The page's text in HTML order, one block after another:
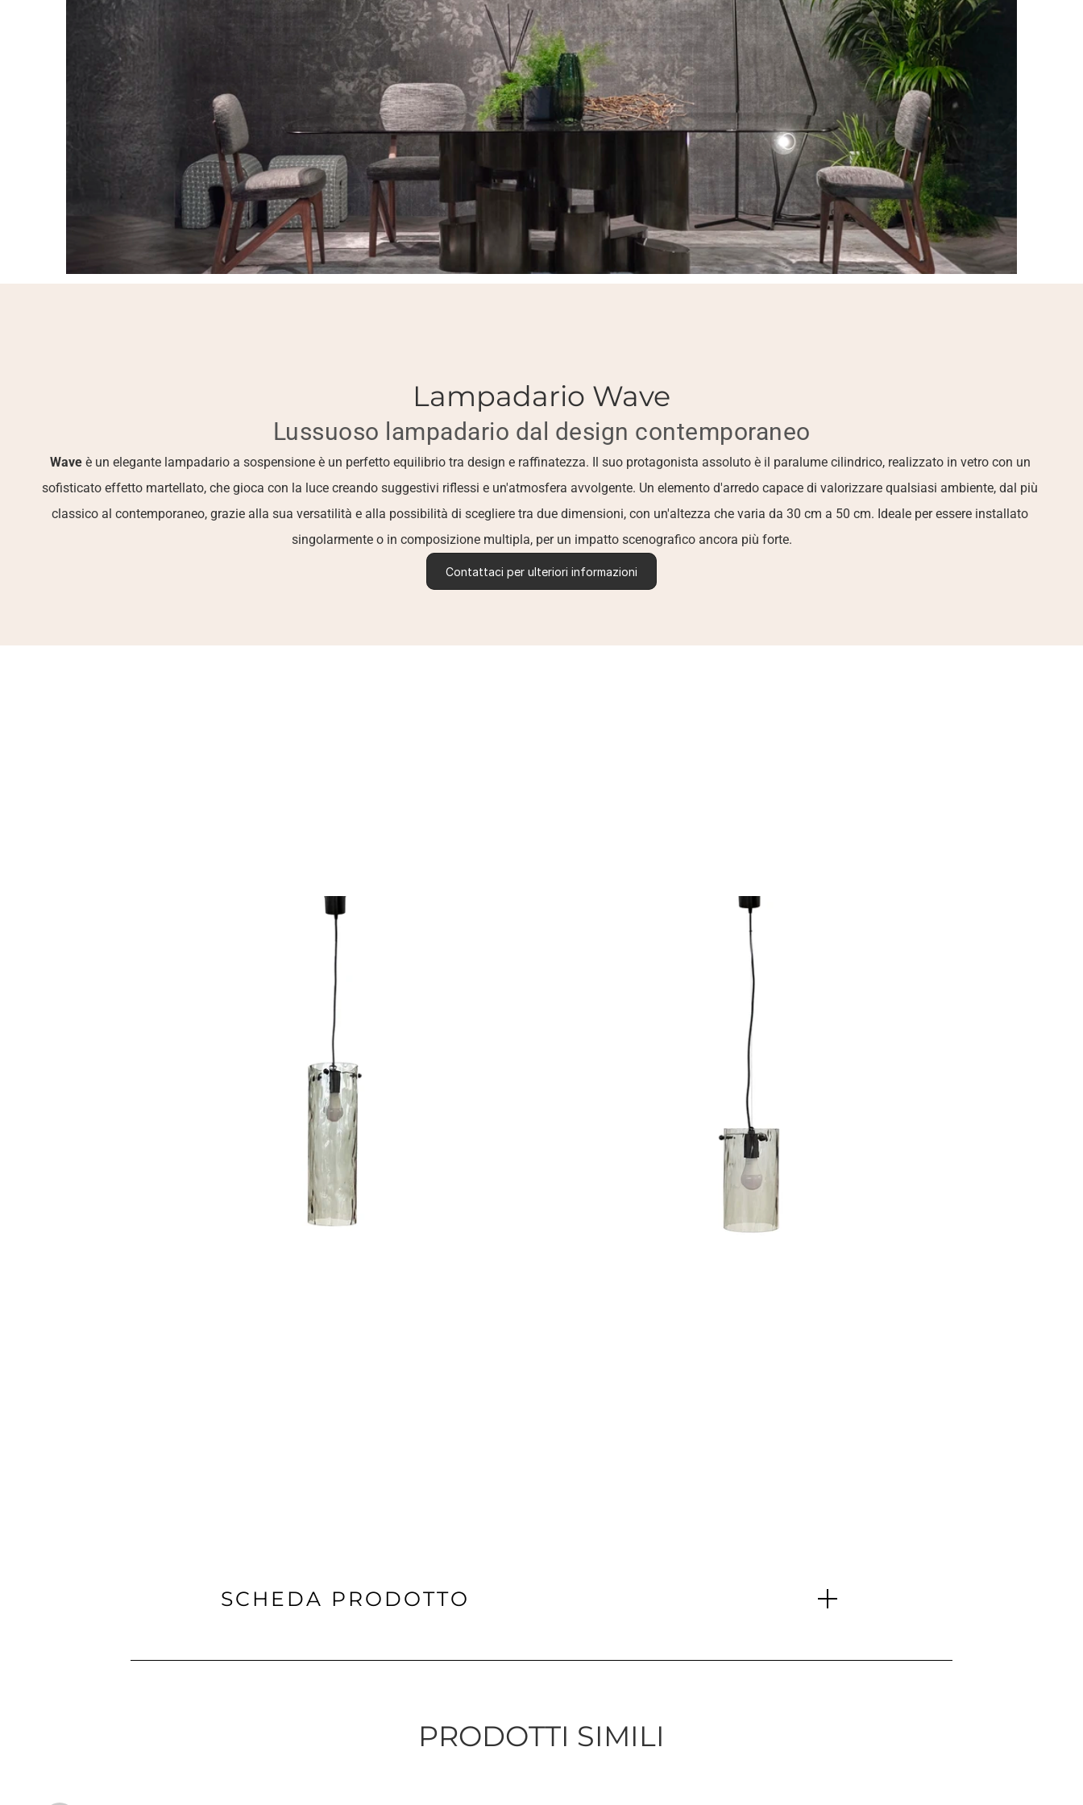
Lampadario Wave
Lussuoso lampadario dal design contemporaneo
Wave è un elegante lampadario a sospensione è un perfetto equilibrio tra design e raffinatezza. Il suo protagonista assoluto è il paralume cilindrico, realizzato in vetro con un
sofisticato effetto martellato, che gioca con la luce creando suggestivi riflessi e un'atmosfera avvolgente. Un elemento d'arredo capace di valorizzare qualsiasi ambiente, dal più
classico al contemporaneo, grazie alla sua versatilità e alla possibilità di scegliere tra due dimensioni, con un'altezza che varia da 30 cm a 50 cm. Ideale per essere installato
singolarmente o in composizione multipla, per un impatto scenografico ancora più forte.
Contattaci per ulteriori informazioni
SCHEDA PRODOTTO
PRODOTTI SIMILI